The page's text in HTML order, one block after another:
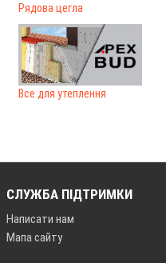
Рядова цегла
Все для утеплення
СЛУЖБА ПІДТРИМКИ
Написати нам
Мапа сайту